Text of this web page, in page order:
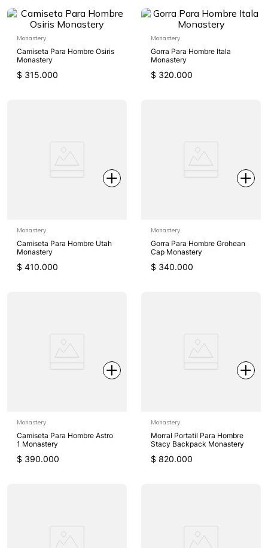
Monastery
Camiseta Para Hombre Osiris
Monastery
$ 315.000
Monastery
Gorra Para Hombre Itala
Monastery
$ 320.000
Monastery
Camiseta Para Hombre Utah
Monastery
$ 410.000
Monastery
Gorra Para Hombre Grohean
Cap Monastery
$ 340.000
Monastery
Camiseta Para Hombre Astro
1 Monastery
$ 390.000
Monastery
Morral Portatil Para Hombre
Stacy Backpack Monastery
$ 820.000